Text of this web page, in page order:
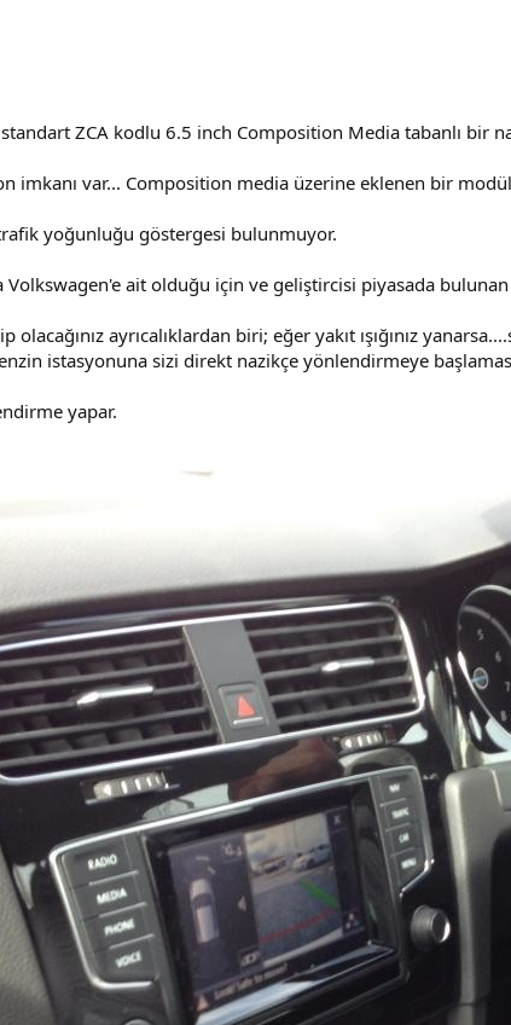
ZCA kodlu 6.5 inch Composition Media tabanlı bir
imkanı var... Composition media üzerine eklenen bir
yoğunluğu göstergesi bulunmuyor.
Volkswagen'e ait olduğu için ve geliştircisi piyasada
olacağınız ayrıcalıklardan biri; eğer yakıt ışığınız
istasyonuna sizi direkt nazikçe yönlendirmeye
yapar.